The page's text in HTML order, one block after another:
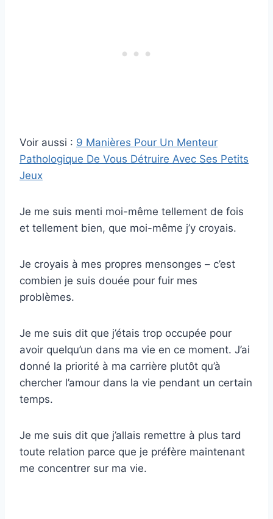
Voir aussi : 9 Manières Pour Un Menteur
Pathologique De Vous Détruire Avec Ses Petits
Jeux
Je me suis menti moi-même tellement de fois
et tellement bien, que moi-même j’y croyais.
Je croyais à mes propres mensonges – c’est
combien je suis douée pour fuir mes
problèmes.
Je me suis dit que j’étais trop occupée pour
avoir quelqu’un dans ma vie en ce moment. J’ai
donné la priorité à ma carrière plutôt qu’à
chercher l’amour dans la vie pendant un certain
temps.
Je me suis dit que j’allais remettre à plus tard
toute relation parce que je préfère maintenant
me concentrer sur ma vie.